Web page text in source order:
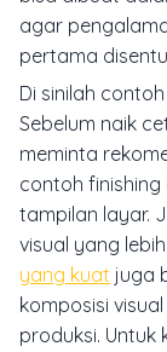
agar
pertama
Di sinilah
Sebelum naik
meminta
contoh
tampilan layar.
visual yang
yang kuat juga
komposisi
produksi. Untuk